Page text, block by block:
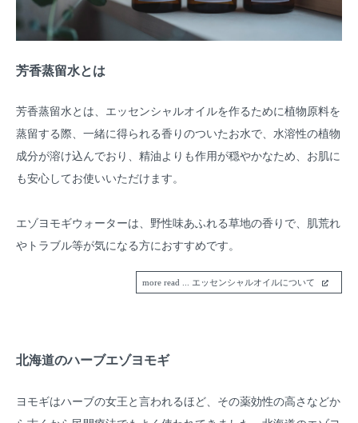
芳香蒸留水とは
芳香蒸留水とは、エッセンシャルオイルを作るために植物原料を
蒸留する際、一緒に得られる香りのついたお水で、水溶性の植物
成分が溶け込んでおり、精油よりも作用が穏やかなため、お肌に
も安心してお使いいただけます。
エゾヨモギウォーターは、野性味あふれる草地の香りで、肌荒れ
やトラブル等が気になる方におすすめです。
more read ... エッセンシャルオイルについて
北海道のハーブエゾヨモギ
ヨモギはハーブの女王と言われるほど、その薬効性の高さなどか